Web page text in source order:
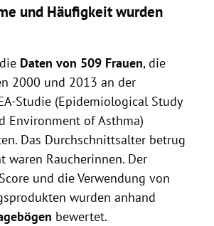
und Häufigkeit wurden
Daten von 509 Frauen, die
2000 und 2013 an der
Studie (Epidemiological Study
Environment of Asthma)
Das Durchschnittsalter betrug
waren Raucherinnen. Der
und die Verwendung von
wurden anhand
bewertet.